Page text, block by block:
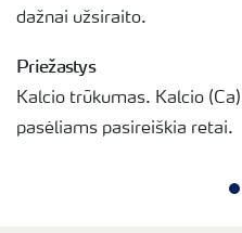
dažnai užsiraito.
Priežastys
Kalcio trūkumas. Kalcio
pasėliams pasireiškia retai.